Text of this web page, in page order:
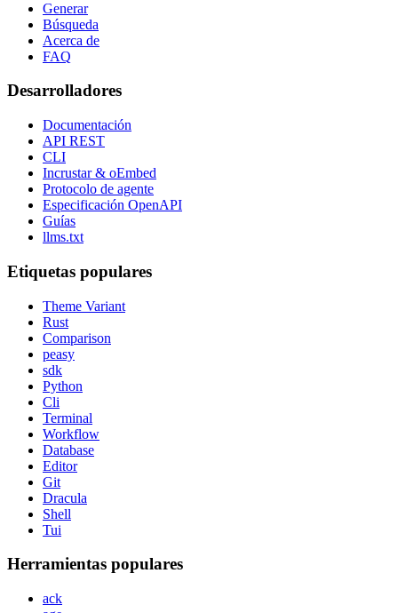
Generar
Búsqueda
Acerca de
FAQ
Desarrolladores
Documentación
API REST
CLI
Incrustar & oEmbed
Protocolo de agente
Especificación OpenAPI
Guías
llms.txt
Etiquetas populares
Theme Variant
Rust
Comparison
peasy
sdk
Python
Cli
Terminal
Workflow
Database
Editor
Git
Dracula
Shell
Tui
Herramientas populares
ack